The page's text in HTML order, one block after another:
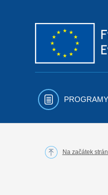
PROGRAMY
Na začátek